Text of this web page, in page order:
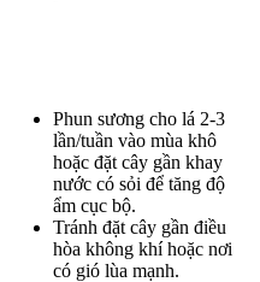
Phun sương cho lá 2-3
lần/tuần vào mùa khô
hoặc đặt cây gần khay
nước có sỏi để tăng độ
ẩm cục bộ.
Tránh đặt cây gần điều
hòa không khí hoặc nơi
có gió lùa mạnh.